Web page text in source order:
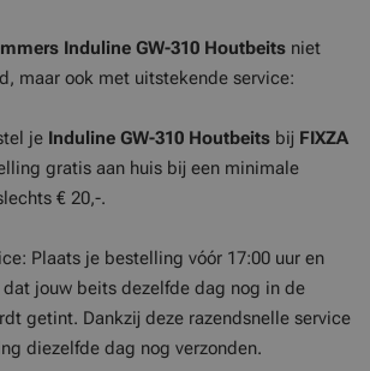
Induline GW-310 Houtbeits niet
maar ook met uitstekende service:
je Induline GW-310 Houtbeits bij FIXZA
gratis aan huis bij een minimale
€ 20,-.
Plaats je bestelling vóór 17:00 uur en
dat jouw beits dezelfde dag nog in de
getint. Dankzij deze razendsnelle service
diezelfde dag nog verzonden.